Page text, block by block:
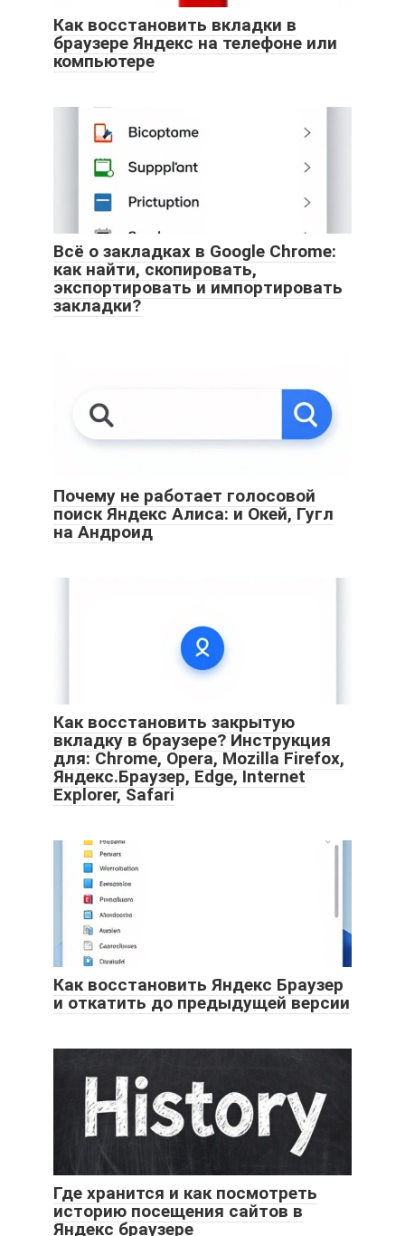
Как восстановить вкладки в
браузере Яндекс на телефоне или
компьютере
Всё о закладках в Google Chrome:
как найти, скопировать,
экспортировать и импортировать
закладки?
Почему не работает голосовой
поиск Яндекс Алиса: и Окей, Гугл
на Андроид
Как восстановить закрытую
вкладку в браузере? Инструкция
для: Chrome, Opera, Mozilla Firefox,
Яндекс.Браузер, Edge, Internet
Explorer, Safari
Как восстановить Яндекс Браузер
и откатить до предыдущей версии
Где хранится и как посмотреть
историю посещения сайтов в
Яндекс браузере